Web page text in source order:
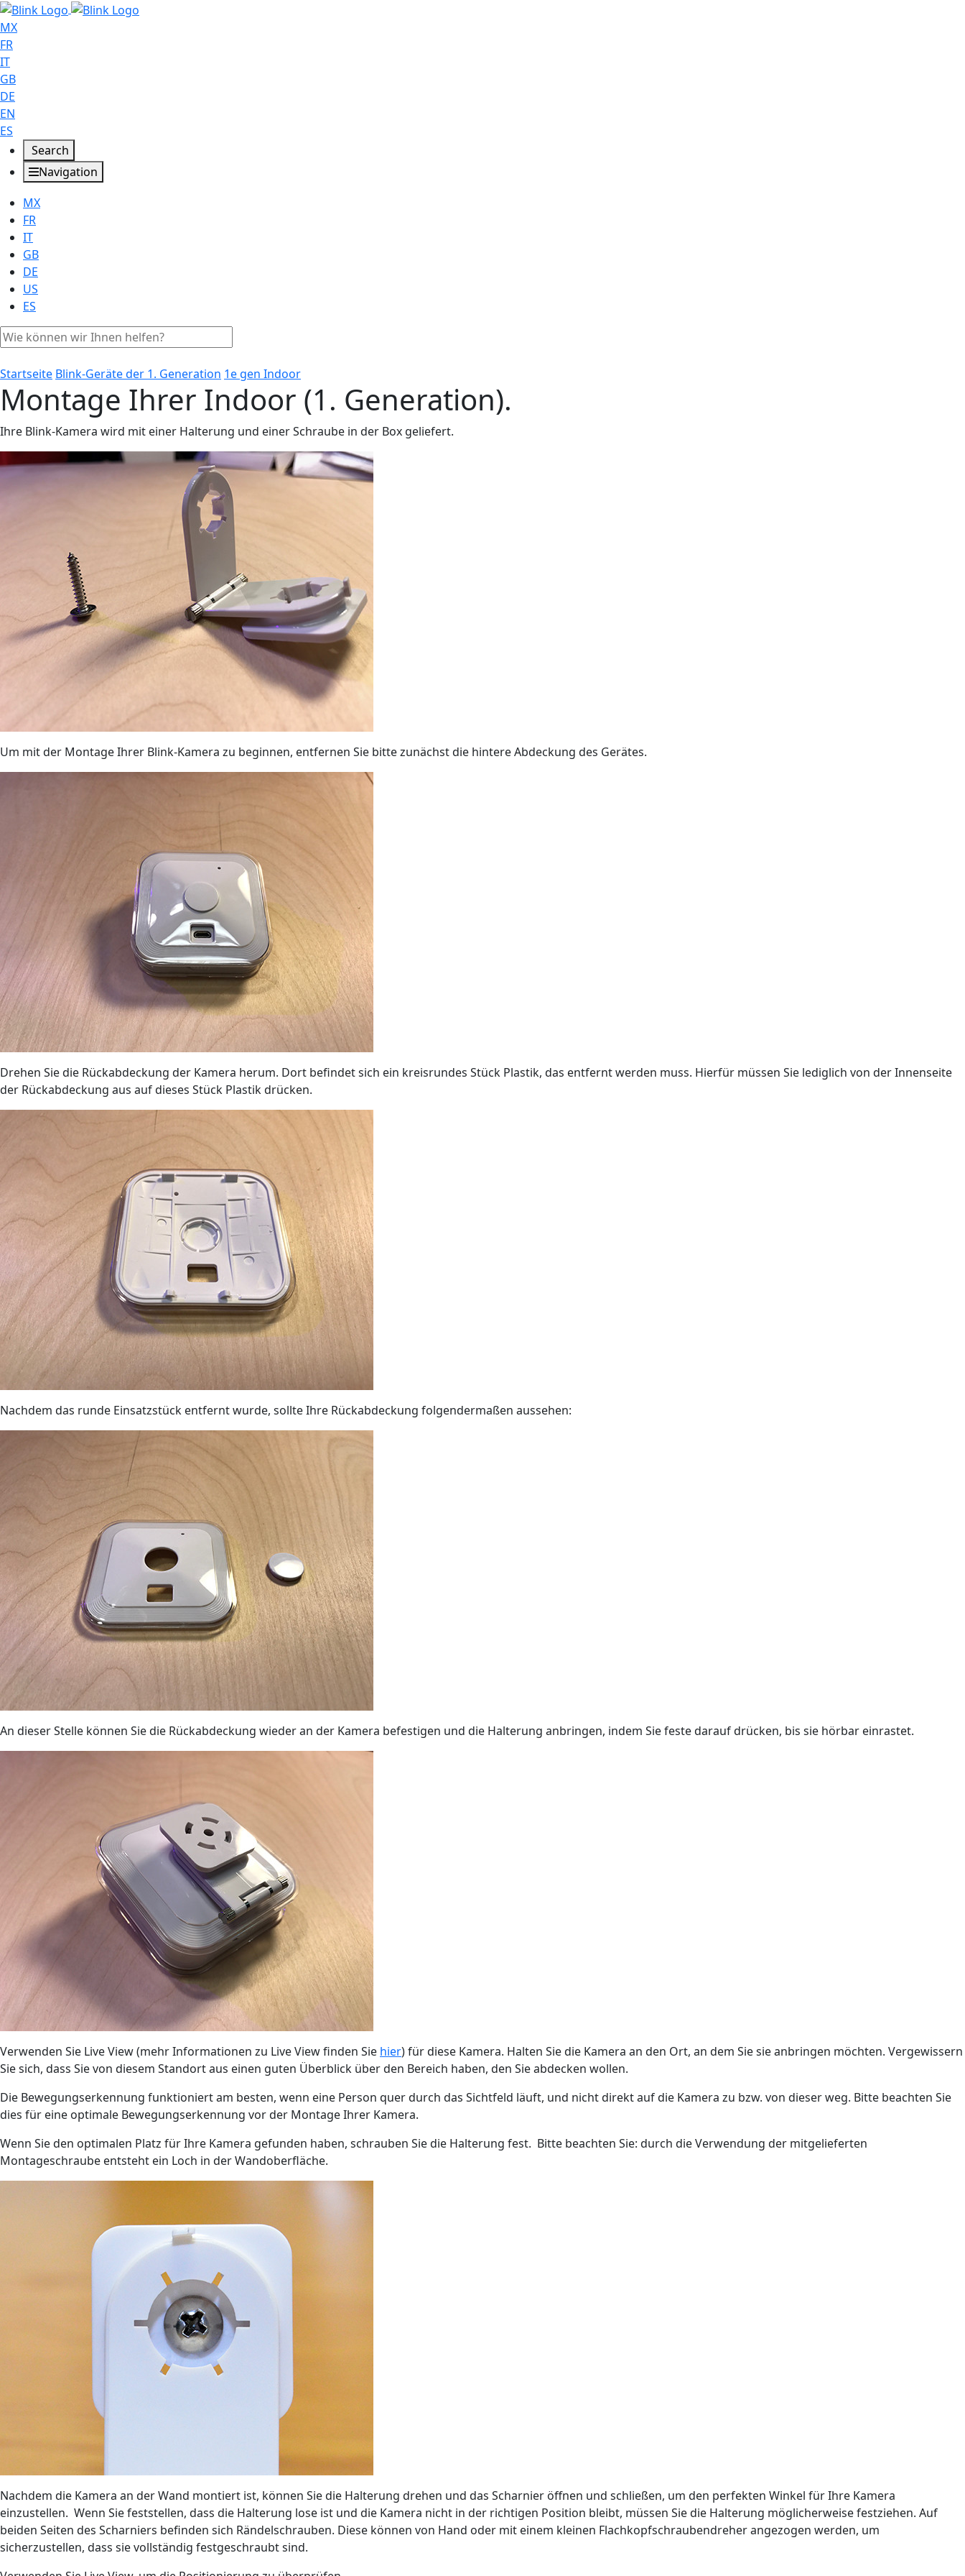
MX
FR
IT
GB
DE
EN
ES
Search
Navigation
MX
FR
IT
GB
DE
US
ES
Startseite Blink-Geräte der 1. Generation 1e gen Indoor
Montage Ihrer Indoor (1. Generation).
Ihre Blink-Kamera wird mit einer Halterung und einer Schraube in der Box geliefert.
Um mit der Montage Ihrer Blink-Kamera zu beginnen, entfernen Sie bitte zunächst die hintere Abdeckung des Gerätes.
Drehen Sie die Rückabdeckung der Kamera herum. Dort befindet sich ein kreisrundes Stück Plastik, das entfernt werden muss. Hierfür müssen Sie lediglich von der Innenseite
der Rückabdeckung aus auf dieses Stück Plastik drücken.
Nachdem das runde Einsatzstück entfernt wurde, sollte Ihre Rückabdeckung folgendermaßen aussehen:
An dieser Stelle können Sie die Rückabdeckung wieder an der Kamera befestigen und die Halterung anbringen, indem Sie feste darauf drücken, bis sie hörbar einrastet.
Verwenden Sie Live View (mehr Informationen zu Live View finden Sie hier) für diese Kamera. Halten Sie die Kamera an den Ort, an dem Sie sie anbringen möchten. Vergewissern
Sie sich, dass Sie von diesem Standort aus einen guten Überblick über den Bereich haben, den Sie abdecken wollen.
Die Bewegungserkennung funktioniert am besten, wenn eine Person quer durch das Sichtfeld läuft, und nicht direkt auf die Kamera zu bzw. von dieser weg. Bitte beachten Sie
dies für eine optimale Bewegungserkennung vor der Montage Ihrer Kamera.
Wenn Sie den optimalen Platz für Ihre Kamera gefunden haben, schrauben Sie die Halterung fest. Bitte beachten Sie: durch die Verwendung der mitgelieferten
Montageschraube entsteht ein Loch in der Wandoberfläche.
Nachdem die Kamera an der Wand montiert ist, können Sie die Halterung drehen und das Scharnier öffnen und schließen, um den perfekten Winkel für Ihre Kamera
einzustellen. Wenn Sie feststellen, dass die Halterung lose ist und die Kamera nicht in der richtigen Position bleibt, müssen Sie die Halterung möglicherweise festziehen. Auf
beiden Seiten des Scharniers befinden sich Rändelschrauben. Diese können von Hand oder mit einem kleinen Flachkopfschraubendreher angezogen werden, um
sicherzustellen, dass sie vollständig festgeschraubt sind.